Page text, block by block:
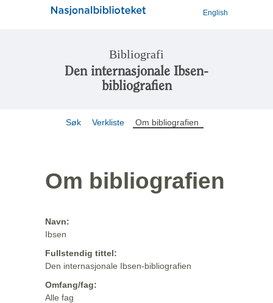
English
Bibliografi
Den internasjonale Ibsen-
bibliografien
Søk Verkliste Om bibliografien
Om bibliografien
Navn:
Ibsen
Fullstendig tittel:
Den internasjonale Ibsen-bibliografien
Omfang/fag:
Alle fag